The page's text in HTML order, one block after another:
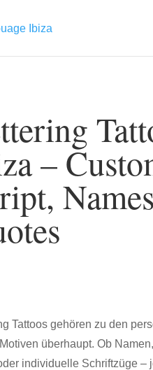
–
Tattoos gehören zu den
überhaupt. Ob
individuelle Schriftzüge –